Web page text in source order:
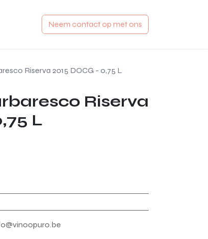
Neem contact op met ons
Riserva 2015 DOCG - 0,75 L
Riserva
L